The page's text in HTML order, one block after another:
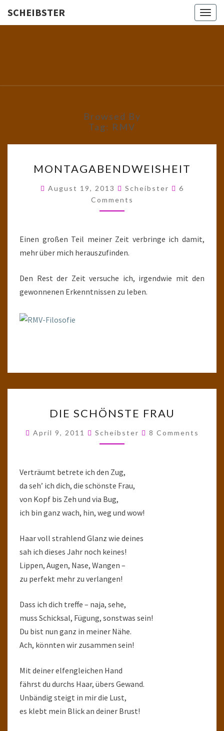
SCHEIBSTER
School!
Browsed By
Tag: RMV
MONTAGABENDWEISHEIT
August 19, 2013 Scheibster Comments
6
Comments
Einen großen Teil meiner Zeit verbringe ich damit,
mehr über mich herauszufinden.
Den Rest der Zeit versuche ich, irgendwie mit den
gewonnenen Erkenntnissen zu leben.
SCHÖNSTE
FRAU
DIE SCHÖNSTE FRAU
April 9, 2011 Scheibster Comments
8 Comments
Verträumt betrete ich den Zug,
da seh’ ich dich, die schönste Frau,
von Kopf bis Zeh und via Bug,
ich bin ganz wach, hin, weg und wow!
Haar voll strahlend Glanz wie deines
sah ich dieses Jahr noch keines!
Lippen, Augen, Nase, Wangen –
zu perfekt mehr zu verlangen!
Dass ich dich treffe – naja, sehe,
muss Schicksal, Fügung, sonstwas sein!
Du bist nun ganz in meiner Nähe.
Ach, könnten wir zusammen sein!
Mit deiner elfengleichen Hand
fährst du durchs Haar, übers Gewand.
Unbändig steigt in mir die Lust,
es klebt mein Blick an deiner Brust!